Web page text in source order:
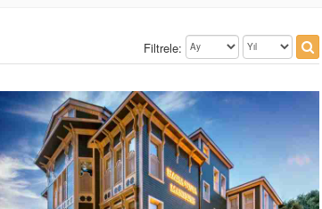
Filtrele: